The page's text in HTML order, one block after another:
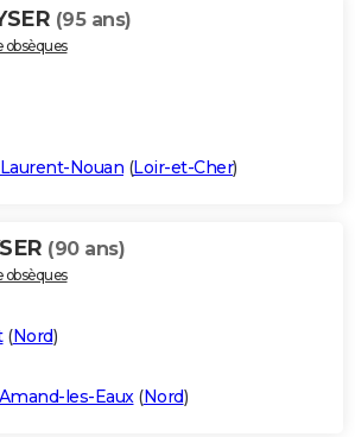
(95 ans)
Nouan (Loir-et-Cher)
(90 ans)
(Nord)
les-Eaux(Nord)